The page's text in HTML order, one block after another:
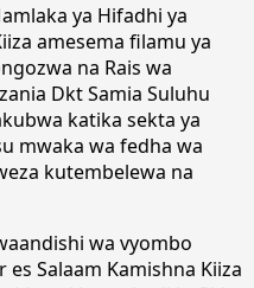
ya Hifadhi ya
amesema filamu ya
na Rais wa
Dkt Samia Suluhu
katika sekta ya
mwaka wa fedha wa
kutembelewa na
wa vyombo
Salaam Kamishna Kiiza